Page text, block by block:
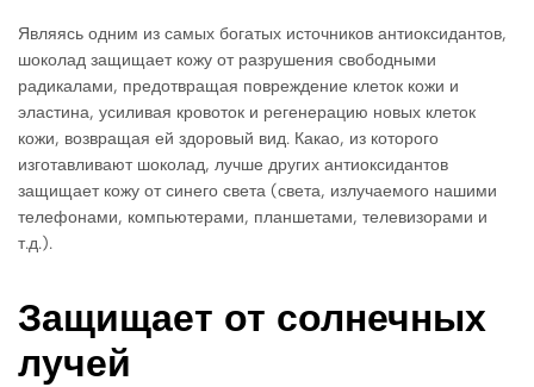
Являясь одним из самых богатых источников антиоксидантов,
шоколад защищает кожу от разрушения свободными
радикалами, предотвращая повреждение клеток кожи и
эластина, усиливая кровоток и регенерацию новых клеток
кожи, возвращая ей здоровый вид. Какао, из которого
изготавливают шоколад, лучше других антиоксидантов
защищает кожу от синего света (света, излучаемого нашими
телефонами, компьютерами, планшетами, телевизорами и
т.д.).
Защищает от солнечных
лучей